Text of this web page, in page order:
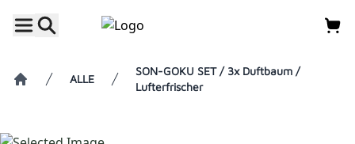
ALLE
SON-GOKU SET / 3x Duftbaum /
Lufterfrischer